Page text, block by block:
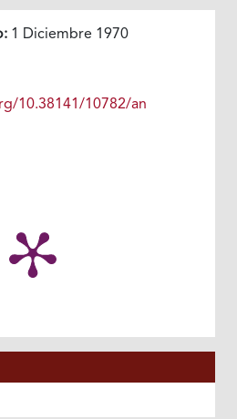
1 Diciembre 1970
10.38141/10782/an